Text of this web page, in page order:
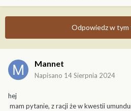
Odpowiedz w tym
Mannet
Napisano 14 Sierpnia 2024
hej
mam pytanie, z racji że w kwestii